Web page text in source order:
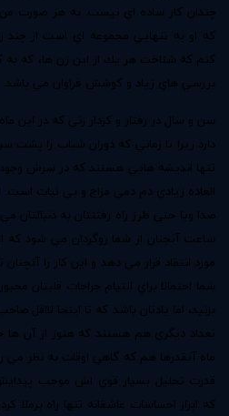
چندان كار ساده اي نيست. به هر صورت
كه او به تنهايي مجموعه اي است از چند
كنم كه شناخت هر يك از اين زن ها، كه به
بررسي هاي زياد و كوشش فراوان مي باشد.
سن و سال در رفتار و كردار زني كه در اين
دارد زيرا تا زماني كه دوران شباب را پشت
تنها انديشه هايي هستند كه در سرش وجود
العاده زيادي دم دمي مزاج و بي ثبات
صدا ويا حتي طرز راه رفتنتان به
ساعت آنچنان از شما روگردان مي شود كه
مورد انتقاد قرار مي دهد و اين كار را
شما احتمالا براي التيام جراحات قلبتان
بزنيد، اما يادتان باشد كه تا اينجا لااقل
تعداد ديگري هم هستند كه هنوز از آن ها
ماه آنقدرها هم كه گاهي اوقات به نظر
قدرت تحليل بسيار قوي اش موجب
كه ابراز احساسات عاشقانه تنها راه